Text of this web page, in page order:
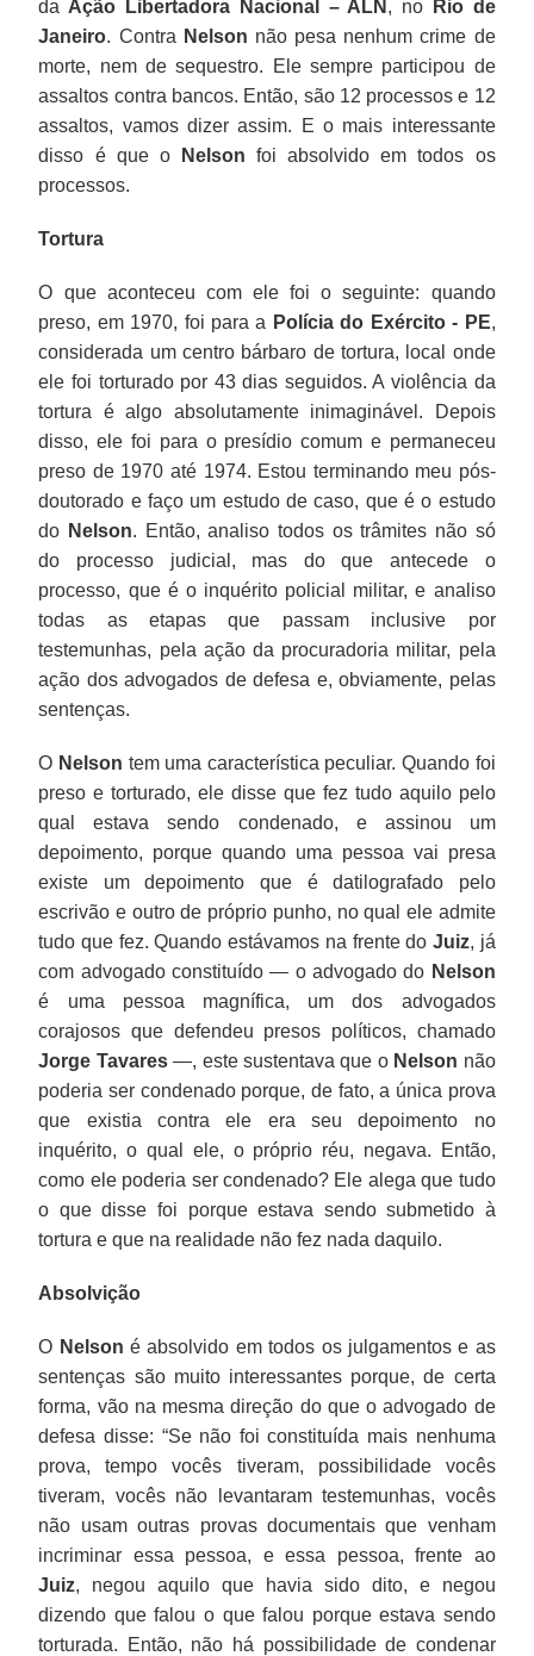
da Ação Libertadora Nacional – ALN , no
Rio de
Janeiro. Contra Nelson não pesa nenhum crime de
morte, nem de sequestro. Ele sempre participou de
assaltos contra bancos. Então, são 12 processos e 12
assaltos, vamos dizer assim. E o mais interessante
disso é que o
Nelson foi absolvido em todos os
processos.
Tortura
O que aconteceu com ele foi o seguinte: quando
preso, em 1970, foi para a Polícia do Exército - PE,
considerada um centro bárbaro de tortura, local onde
ele foi torturado por 43 dias seguidos. A violência da
tortura é algo absolutamente inimaginável. Depois
disso, ele foi para o presídio comum e permaneceu
preso de 1970 até 1974. Estou terminando meu pós-
doutorado e faço um estudo de caso, que é o estudo
do Nelson. Então, analiso todos os trâmites não só
do processo judicial, mas do que antecede o
processo, que é o inquérito policial militar, e analiso
todas as etapas que passam inclusive por
testemunhas, pela ação da procuradoria militar, pela
ação dos advogados de defesa e, obviamente, pelas
sentenças.
O Nelson tem uma característica peculiar. Quando foi
preso e torturado, ele disse que fez tudo aquilo pelo
qual estava sendo condenado, e assinou um
depoimento, porque quando uma pessoa vai presa
existe um depoimento que é datilografado pelo
escrivão e outro de próprio punho, no qual ele admite
tudo que fez. Quando estávamos na frente do Juiz, já
com advogado constituído — o advogado do Nelson
é uma pessoa magnífica, um dos advogados
corajosos que defendeu presos políticos, chamado
Jorge Tavares—, este sustentava que oNelson não
poderia ser condenado porque, de fato, a única prova
que existia contra ele era seu depoimento no
inquérito, o qual ele, o próprio réu, negava. Então,
como ele poderia ser condenado? Ele alega que tudo
o que disse foi porque estava sendo submetido à
tortura e que na realidade não fez nada daquilo.
Absolvição
O Nelson é absolvido em todos os julgamentos e as
sentenças são muito interessantes porque, de certa
forma, vão na mesma direção do que o advogado de
defesa disse: “Se não foi constituída mais nenhuma
prova, tempo vocês tiveram, possibilidade vocês
tiveram, vocês não levantaram testemunhas, vocês
não usam outras provas documentais que venham
incriminar essa pessoa, e essa pessoa, frente ao
Juiz, negou aquilo que havia sido dito, e negou
dizendo que falou o que falou porque estava sendo
torturada. Então, não há possibilidade de condenar